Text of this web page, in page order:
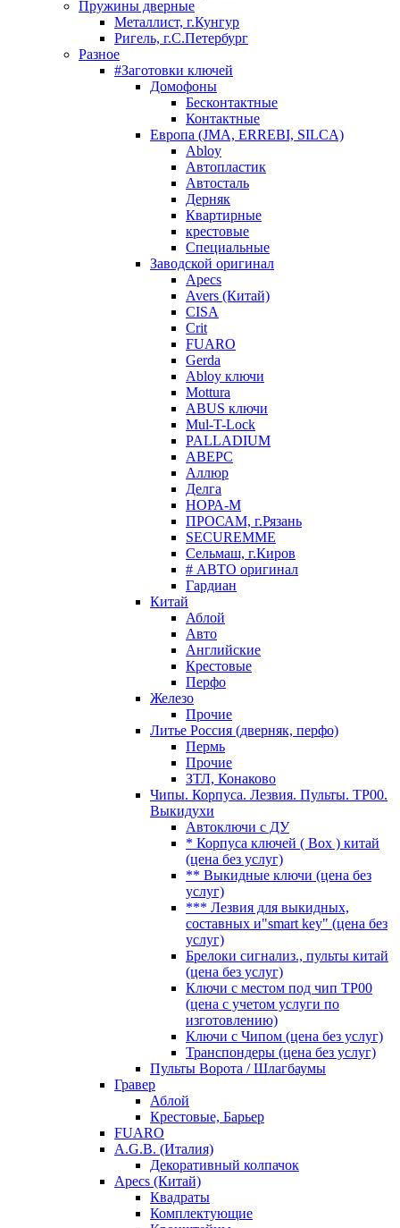
Пружины дверные
Металлист, г.Кунгур
Ригель, г.С.Петербург
Разное
#Заготовки ключей
Домофоны
Бесконтактные
Контактные
Европа (JMA, ERREBI, SILCA)
Abloy
Автопластик
Автосталь
Дерняк
Квартирные
крестовые
Специальные
Заводской оригинал
Apecs
Avers (Китай)
CISA
Crit
FUARO
Gerda
Abloy ключи
Mottura
ABUS ключи
Mul-T-Lock
PALLADIUM
АВЕРС
Аллюр
Делга
НОРА-М
ПРОСАМ, г.Рязань
SECUREMME
Сельмаш, г.Киров
# АВТО оригинал
Гардиан
Китай
Аблой
Авто
Английские
Крестовые
Перфо
Железо
Прочие
Литье Россия (дверняк, перфо)
Пермь
Прочие
ЗТЛ, Конаково
Чипы. Корпуса. Лезвия. Пульты. TP00.
Выкидухи
Автоключи с ДУ
* Корпуса ключей ( Box ) китай
(цена без услуг)
** Выкидные ключи (цена без
услуг)
*** Лезвия для выкидных,
составных и"smart key" (цена без
услуг)
Брелоки сигнализ., пульты китай
(цена без услуг)
Ключи с местом под чип TP00
(цена с учетом услуги по
изготовлению)
Ключи с Чипом (цена без услуг)
Транспондеры (цена без услуг)
Пульты Ворота / Шлагбаумы
Гравер
Аблой
Крестовые, Барьер
FUARO
A.G.B. (Италия)
Декоративный колпачок
Apecs (Китай)
Квадраты
Комплектующие